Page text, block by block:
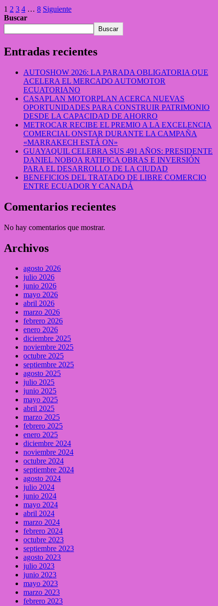
1 2 3 4 … 8 Siguiente
Buscar
Buscar
Entradas recientes
AUTOSHOW 2026: LA PARADA OBLIGATORIA QUE
ACELERA EL MERCADO AUTOMOTOR
ECUATORIANO
CASAPLAN MOTORPLAN ACERCA NUEVAS
OPORTUNIDADES PARA CONSTRUIR PATRIMONIO
DESDE LA CAPACIDAD DE AHORRO
METROCAR RECIBE EL PREMIO A LA EXCELENCIA
COMERCIAL ONSTAR DURANTE LA CAMPAÑA
«MARRAKECH ESTÁ ON»
GUAYAQUIL CELEBRA SUS 491 AÑOS: PRESIDENTE
DANIEL NOBOA RATIFICA OBRAS E INVERSIÓN
PARA EL DESARROLLO DE LA CIUDAD
BENEFICIOS DEL TRATADO DE LIBRE COMERCIO
ENTRE ECUADOR Y CANADÁ
Comentarios recientes
No hay comentarios que mostrar.
Archivos
agosto 2026
julio 2026
junio 2026
mayo 2026
abril 2026
marzo 2026
febrero 2026
enero 2026
diciembre 2025
noviembre 2025
octubre 2025
septiembre 2025
agosto 2025
julio 2025
junio 2025
mayo 2025
abril 2025
marzo 2025
febrero 2025
enero 2025
diciembre 2024
noviembre 2024
octubre 2024
septiembre 2024
agosto 2024
julio 2024
junio 2024
mayo 2024
abril 2024
marzo 2024
febrero 2024
octubre 2023
septiembre 2023
agosto 2023
julio 2023
junio 2023
mayo 2023
marzo 2023
febrero 2023